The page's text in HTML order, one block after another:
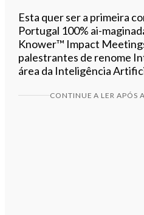
Esta quer ser a primeira
Portugal 100% ai-
Knower™ Impact
palestrantes de renome
área da Inteligência
CONTINUE A LER APÓS